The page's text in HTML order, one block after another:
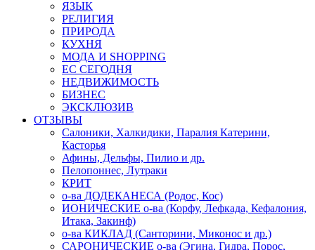
ЯЗЫК
РЕЛИГИЯ
ПРИРОДА
КУХНЯ
МОДА И SHOPPING
ЕС СЕГОДНЯ
НЕДВИЖИМОСТЬ
БИЗНЕС
ЭКСКЛЮЗИВ
ОТЗЫВЫ
Салоники, Халкидики, Паралия Катерини,
Касторья
Афины, Дельфы, Пилио и др.
Пелопоннес, Лутраки
КРИТ
о-ва ДОДЕКАНЕСА (Родос, Кос)
ИОНИЧЕСКИЕ о-ва (Корфу, Лефкада, Кефалония,
Итака, Закинф)
о-ва КИКЛАД (Санторини, Миконос и др.)
САРОНИЧЕСКИЕ о-ва (Эгина, Гидра, Порос,